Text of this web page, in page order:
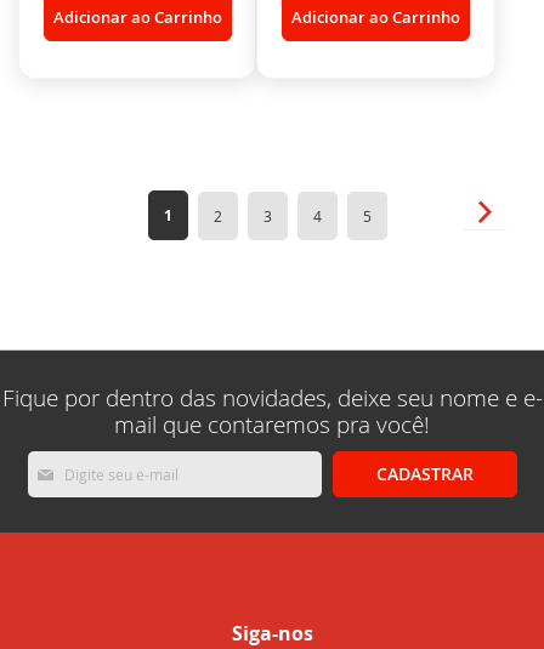
Adicionar ao Carrinho Adicionar ao Carrinho
Página
Você
1 Página
2 Página
3 Página
4 Página
5
Fique por dentro das novidades, deixe seu nome e e-
mail que contaremos pra você!
Inscreva-
se
nossa
CADASTRAR
Siga-nos